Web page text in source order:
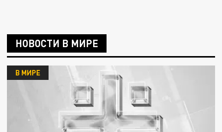
НОВОСТИ В МИРЕ
В МИРЕ